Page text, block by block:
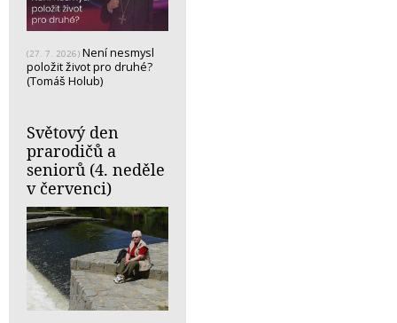
(27. 7. 2026) Není nesmysl
položit život pro druhé?
(Tomáš Holub)
Světový den
prarodičů a
seniorů (4. neděle
v červenci)